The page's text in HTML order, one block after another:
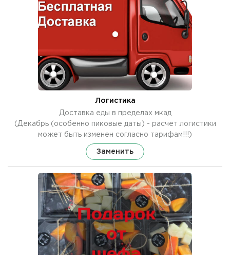
Логистика
Доставка еды в пределах мкад
(Декабрь (особенно пиковые даты) - расчет логистики
может быть изменен согласно тарифам!!!)
Заменить